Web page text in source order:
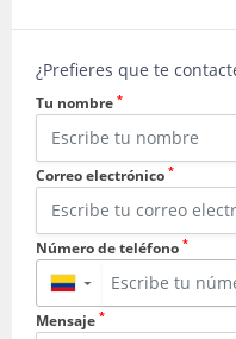
¿Prefieres que te
Tu nombre *
Correo electrónico *
Número de teléfono *
▼
Mensaje *